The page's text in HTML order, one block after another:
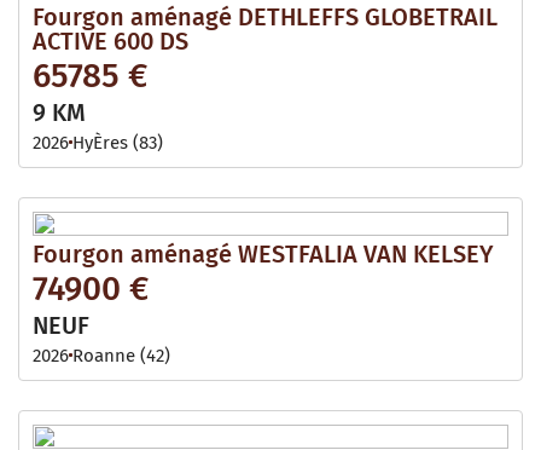
Fourgon aménagé DETHLEFFS GLOBETRAIL
ACTIVE 600 DS
65785 €
9 KM
2026 HyÈres (83)
Fourgon aménagé WESTFALIA VAN KELSEY
74900 €
NEUF
2026 Roanne (42)